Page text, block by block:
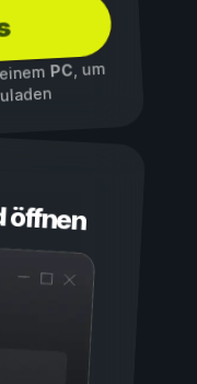
PC, um
öffnen